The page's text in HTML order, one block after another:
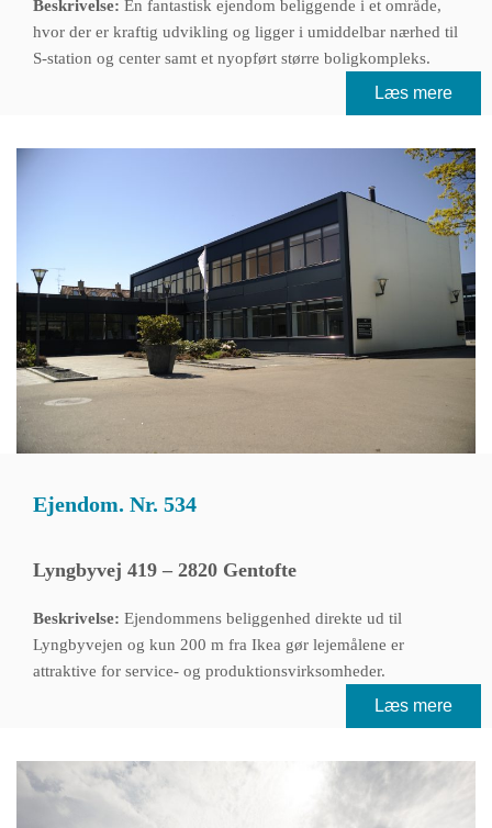
Beskrivelse: En fantastisk ejendom beliggende i et område,
hvor der er kraftig udvikling og ligger i umiddelbar nærhed til
S-station og center samt et nyopført større boligkompleks.
Læs mere
Ejendom. Nr. 534
Lyngbyvej 419 – 2820 Gentofte
Beskrivelse: Ejendommens beliggenhed direkte ud til
Lyngbyvejen og kun 200 m fra Ikea gør lejemålene er
attraktive for service- og produktionsvirksomheder.
Læs mere